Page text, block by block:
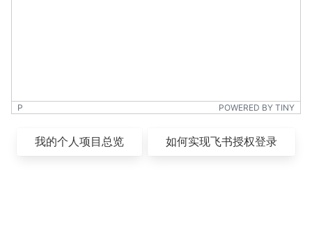
P POWERED BY TINY
我的个人项目总览 如何实现飞书授权登录